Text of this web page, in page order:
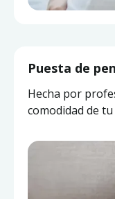
Puesta de
Hecha por
comodidad de tu